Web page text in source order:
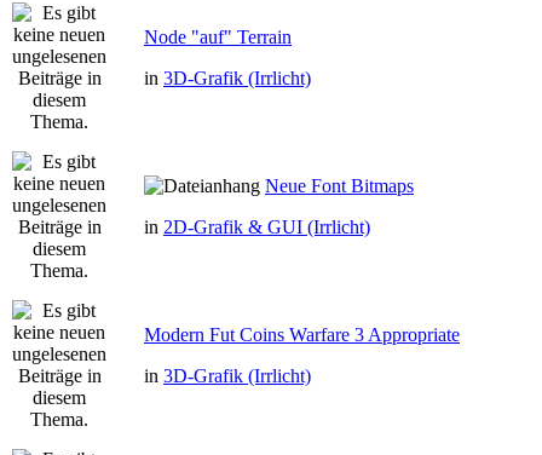
Node "auf" Terrain
in 3D-Grafik (Irrlicht)
Neue Font Bitmaps
in 2D-Grafik & GUI (Irrlicht)
Modern Fut Coins Warfare 3 Appropriate
in 3D-Grafik (Irrlicht)